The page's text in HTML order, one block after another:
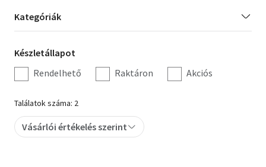
Hobbi, szabadidő
Irodalom
Művészet
Szakkönyv
Kategória
szűrés
Kategóriák
Készletállapot
szűrés
Készletállapot
Rendelhető
Raktáron Akciós
Találatok száma: 2
Vásárlói értékelés szerint